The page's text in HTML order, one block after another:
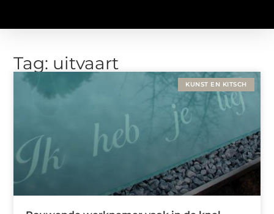
Tag: uitvaart
KUNST EN KITSCH